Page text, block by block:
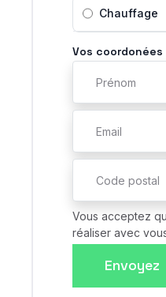
Chauffage
Vos coordonées
Vous acceptez
réaliser avec
Envoyez